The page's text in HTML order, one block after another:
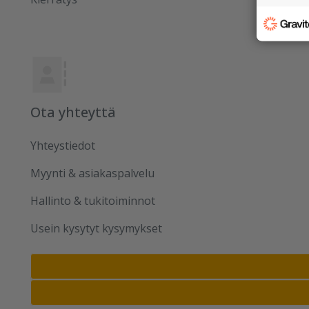
Ota yhteyttä
Yhteystiedot
Myynti & asiakaspalvelu
Hallinto & tukitoiminnot
Usein kysytyt kysymykset